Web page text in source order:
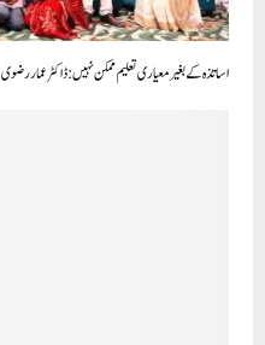
اساتذہ کے بغیر معیاری تعلیم ممکن نہیں: ڈاکٹر عمار رضوی